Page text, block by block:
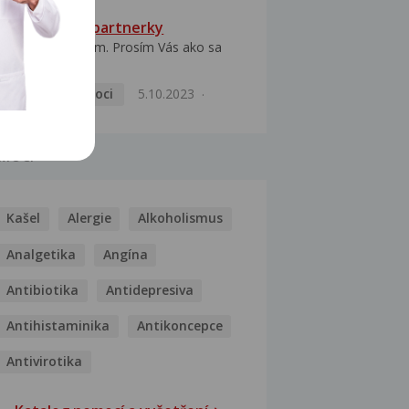
HPV typ 52 u partnerky
Dobrý deň prajem. Prosím Vás ako sa
Pohlavní nemoci
5.10.2023
Kašel Alergie Alkoholismus
Analgetika Angína
Antibiotika Antidepresiva
Antihistaminika Antikoncepce
Antivirotika